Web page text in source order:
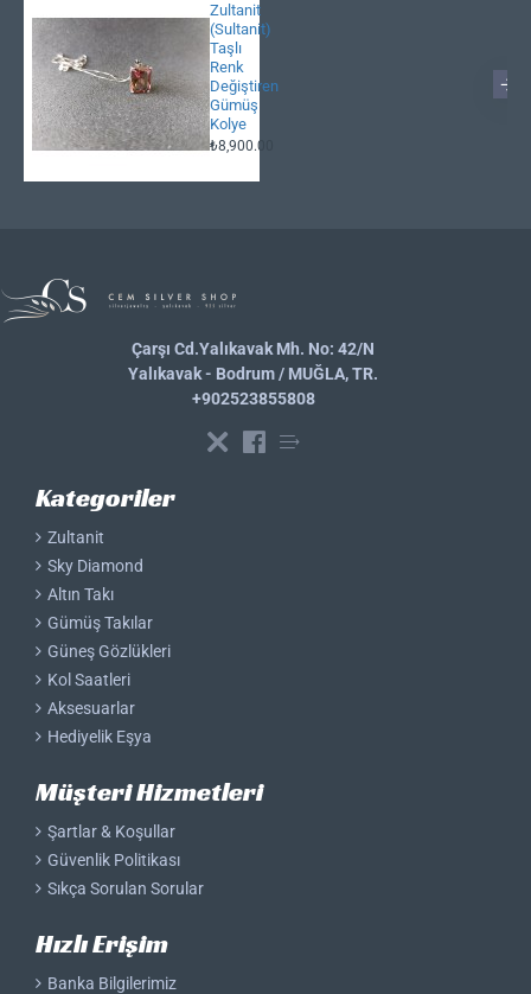
Zultanit
(Sultanit)
Taşlı
Renk
Değiştiren
Gümüş
Kolye
₺8,900.00
Çarşı Cd.Yalıkavak Mh. No: 42/N
Yalıkavak - Bodrum / MUĞLA, TR.
+902523855808
Kategoriler
Zultanit
Sky Diamond
Altın Takı
Gümüş Takılar
Güneş Gözlükleri
Kol Saatleri
Aksesuarlar
Hediyelik Eşya
Müşteri Hizmetleri
Şartlar & Koşullar
Güvenlik Politikası
Sıkça Sorulan Sorular
Hızlı Erişim
Banka Bilgilerimiz